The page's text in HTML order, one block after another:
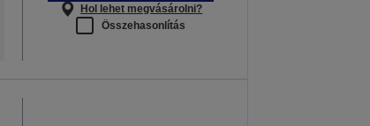
Hol lehet megvásárolni?
Összehasonlítás